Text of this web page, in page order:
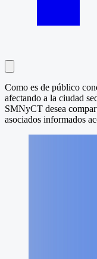
Como es de público
afectando a la ciudad
SMNyCT desea
asociados informados